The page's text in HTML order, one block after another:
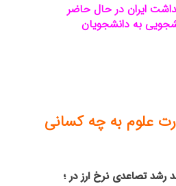
ایران در حال حاضر
به دانشجویان
علوم به چه کسانی
تصاعدی نرخ ارز در ؛